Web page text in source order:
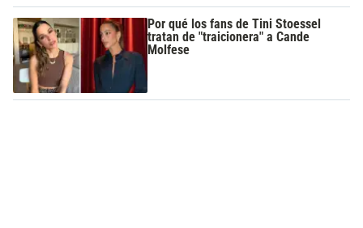
Por qué los fans de Tini Stoessel
tratan de "traicionera" a Cande
Molfese